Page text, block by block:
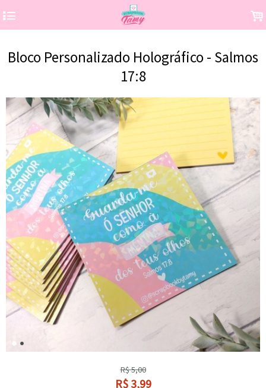
4 .
Bloco Personalizado Holográfico - Salmos
17:8
R$5,00
R$ 3,99